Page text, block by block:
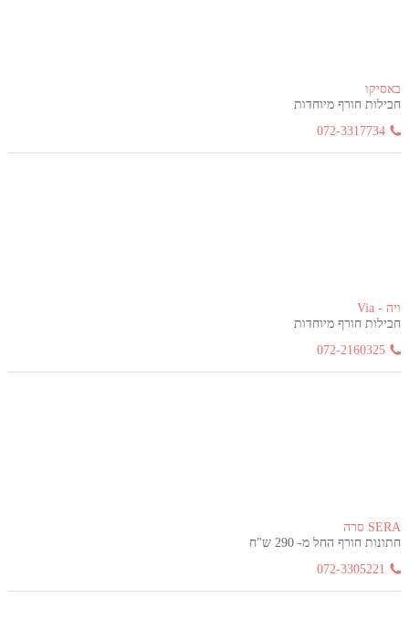
באסיקו
חבילות חורף מיוחדות
072-3317734
ויה - Via
חבילות חורף מיוחדות
072-2160325
SERA סרה
חתונות חורף החל מ- 290 ש"ח
072-3305221